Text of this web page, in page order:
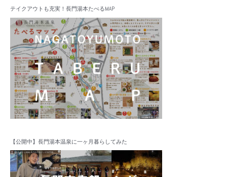
テイクアウトも充実！長門湯本たべるMAP
【公開中】長門湯本温泉に一ヶ月暮らしてみた